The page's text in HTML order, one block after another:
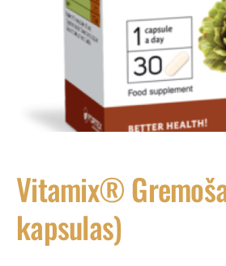
Vitamix®
kapsulas)